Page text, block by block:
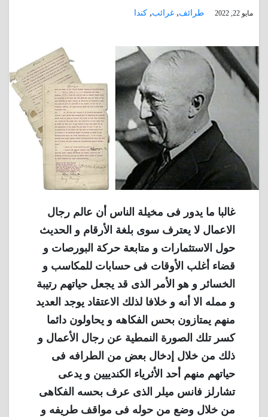
مايو 22, 2022 طرائف, غرائب, كندا
غالبا ما يدور فى مخيلة الناس أن عالم رجال
الاعمال لا يعترف سوى بلغة الأرقام و الحديث
حول الاستثمارات و متابعة حركة البورصات و
قضاء أغلب الأوقات فى حسابات للمكاسب و
الخسائر و هو الأمر الذى قد يجعل حياتهم رتيبة
و ممله الا أنه و خلافا لذلك الاعتقاد يوجد العديد
منهم يمتازون بحس الفكاهه و يحاولون دائما
كسر تلك الصورة النمطية عن رجال الأعمال و
ذلك من خلال إدخال بعض من الطرافه فى
حياتهم منهم أحد الأثرياء الكندييين و يدعى
تشارلز فانس ميلر الذى عرف بحسه الفكاهى
من خلال وضع من حوله فى مواقف طريفه و